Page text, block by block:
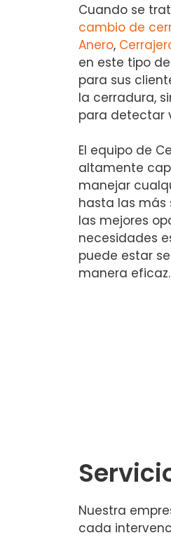
Cuando se
cambio de
Anero,
en este tipo
para sus
la cerradura,
para detectar
El equipo de
altamente
manejar
hasta las más
las mejores
necesidades
puede estar
manera eficaz.
Nuestra
cada